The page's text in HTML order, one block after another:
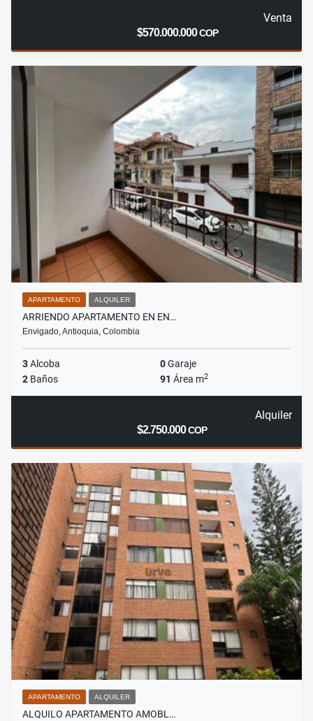
Venta
$570.000.000COP
APARTAMENTO ALQUILER
ARRIENDO APARTAMENTO EN EN…
Envigado, Antioquia, Colombia
3Alcoba 0Garaje
2 Baños 91 Área m2
Alquiler
$2.750.000COP
APARTAMENTO ALQUILER
ALQUILO APARTAMENTO AMOBL…